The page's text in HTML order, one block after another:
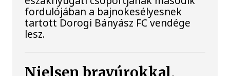
fordulójában a bajnokesélyesnek
tartott Dorogi Bányász FC vendége
lesz.